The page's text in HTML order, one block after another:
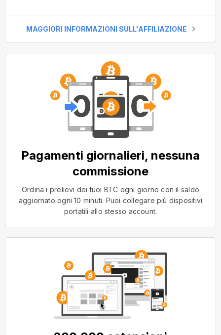
MAGGIORI INFORMAZIONI SULL'AFFILIAZIONE
Pagamenti giornalieri, nessuna
commissione
Ordina i prelievi dei tuoi BTC ogni giorno con il saldo
aggiornato ogni 10 minuti. Puoi collegare più dispositivi
portatili allo stesso account.